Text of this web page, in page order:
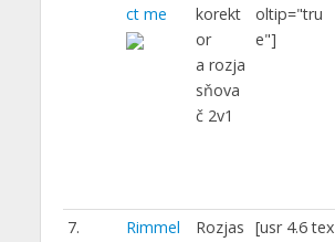
ct me
korekt
or
a rozja
sňova
č 2v1
oltip="tru
e"]
7.
Rimmel
Rozjas [usr 4.6 tex